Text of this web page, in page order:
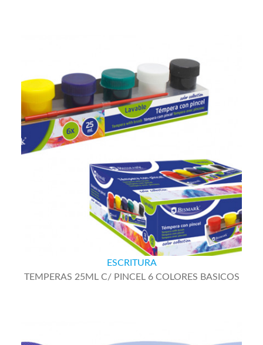
ESCRITURA
TEMPERAS 25ML C/ PINCEL 6 COLORES BASICOS